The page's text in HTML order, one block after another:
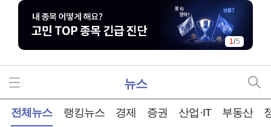
1/5
뉴스
전체뉴스 랭킹뉴스 경제 증권 산업·IT 부동산